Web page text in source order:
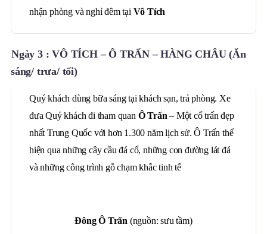
nhận phòng và nghỉ đêm tại Vô Tích
Ngày 3 : VÔ TÍCH – Ô TRẤN – HÀNG CHÂU (Ăn
sáng/ trưa/ tối)
Quý khách dùng bữa sáng tại khách sạn, trả phòng. Xe
đưa Quý khách đi tham quan Ô Trấn – Một cổ trấn đẹp
nhất Trung Quốc với hơn 1.300 năm lịch sử. Ô Trấn thể
hiện qua những cây cầu đá cổ, những con đường lát đá
và những công trình gỗ chạm khắc tinh tế
Đông Ô Trấn (nguồn: sưu tầm)